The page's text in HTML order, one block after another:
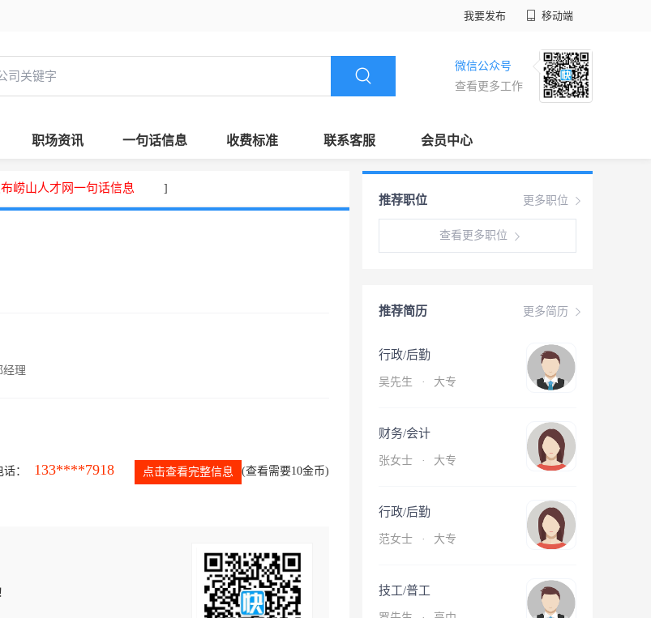
我要发布 移动端
微信公众号
查看更多工作
职场资讯 一句话信息 收费标准 联系客服 会员中心
崂山人才网一句话信息 ]
经理
： 133****7918 点击查看完整信息 (查看需要10金币)
更多职位
推荐职位
查看更多职位
更多简历
推荐简历
行政/后勤
吴先生 · 大专
财务/会计
张女士 · 大专
行政/后勤
范女士 · 大专
技工/普工